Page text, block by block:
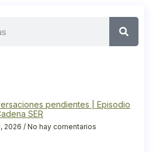
pendientes | Episodio
SER
2026 No hay comentarios